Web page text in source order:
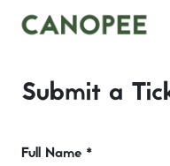
Se rendre au contenu
Submit a
Full Name *